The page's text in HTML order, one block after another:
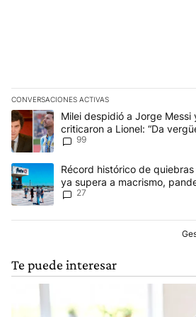
CONVERSACIONES ACTIVAS
Este listado muestra los artículos con
Un artículo de tendencia con el título
Milei despidió a Jorge Messi
criticaron a Lionel: “Da
anti-Messi”
99
Un artículo de tendencia con el título
Récord histórico de
ya supera a macrismo,
27